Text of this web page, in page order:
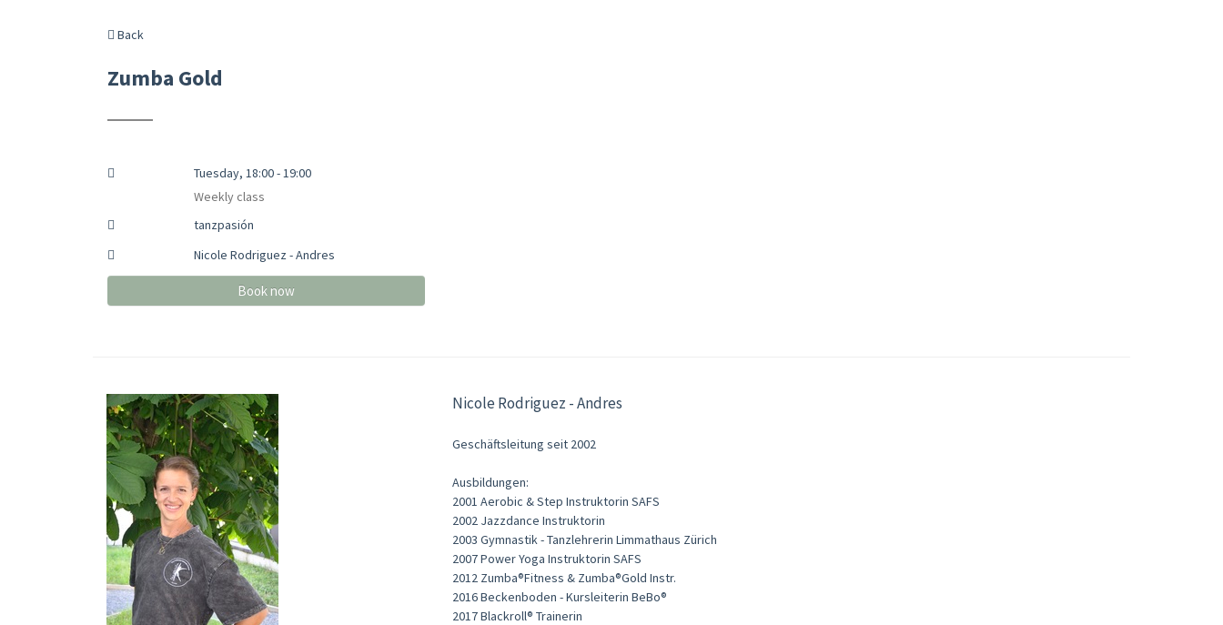
Back
Zumba Gold
Tuesday, 18:00 - 19:00
Weekly class
tanzpasión
Nicole Rodriguez - Andres
Book now
Nicole Rodriguez - Andres
Geschäftsleitung seit 2002
Ausbildungen:
2001 Aerobic & Step Instruktorin SAFS
2002 Jazzdance Instruktorin
2003 Gymnastik - Tanzlehrerin Limmathaus Zürich
2007 Power Yoga Instruktorin SAFS
2012 Zumba®Fitness & Zumba®Gold Instr.
2016 Beckenboden - Kursleiterin BeBo®
2017 Blackroll® Trainerin